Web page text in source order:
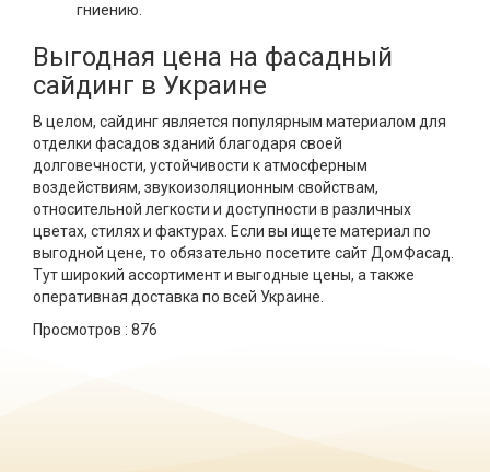
гниению.
Выгодная цена на фасадный
сайдинг в Украине
В целом, сайдинг является популярным материалом для
отделки фасадов зданий благодаря своей
долговечности, устойчивости к атмосферным
воздействиям, звукоизоляционным свойствам,
относительной легкости и доступности в различных
цветах, стилях и фактурах. Если вы ищете материал по
выгодной цене, то обязательно посетите сайт ДомФасад.
Тут широкий ассортимент и выгодные цены, а также
оперативная доставка по всей Украине.
Просмотров : 876